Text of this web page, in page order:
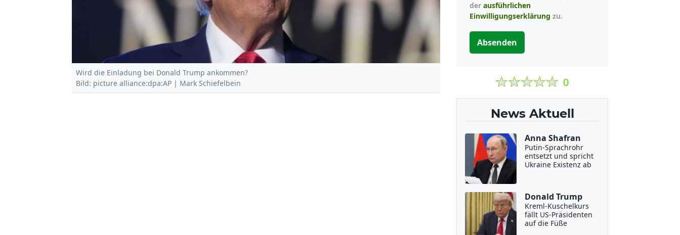
Wird die Einladung bei Donald Trump ankommen?
Bild: picture alliance:dpa:AP | Mark Schiefelbein
der ausführlichen
Einwilligungserklärung zu.
Absenden
0
News Aktuell
Anna Shafran
Putin-Sprachrohr
entsetzt und spricht
Ukraine Existenz ab
Donald Trump
Kreml-Kuschelkurs
fällt US-Präsidenten
auf die Füße